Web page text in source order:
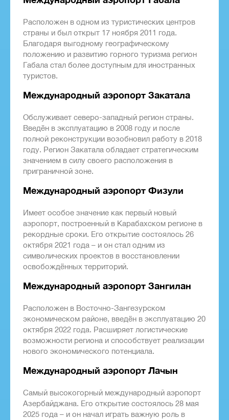
Расположен в одном из туристических центров
страны и был открыт 17 ноября 2011 года.
Благодаря выгодному географическому
положению и развитию горного туризма регион
Габала стал более доступным для иностранных
туристов.
Международный аэропорт Закатала
Обслуживает северо-западный регион страны.
Введён в эксплуатацию в 2008 году и после
полной реконструкции возобновил работу в 2018
году. Регион Закатала обладает стратегическим
значением в силу своего расположения в
приграничной зоне.
Международный аэропорт Физули
Имеет особое значение как первый новый
аэропорт, построенный в Карабахском регионе в
рекордные сроки. Его открытие состоялось 26
октября 2021 года – и он стал одним из
символических проектов в восстановлении
освобождённых территорий.
Международный аэропорт Зангилан
Расположен в Восточно-Зангезурском
экономическом районе, введён в эксплуатацию 20
октября 2022 года. Расширяет логистические
возможности региона и способствует реализации
нового экономического потенциала.
Международный аэропорт Лачын
Самый высокогорный международный аэропорт
Азербайджана. Его открытие состоялось 28 мая
2025 года – и он начал играть важную роль в